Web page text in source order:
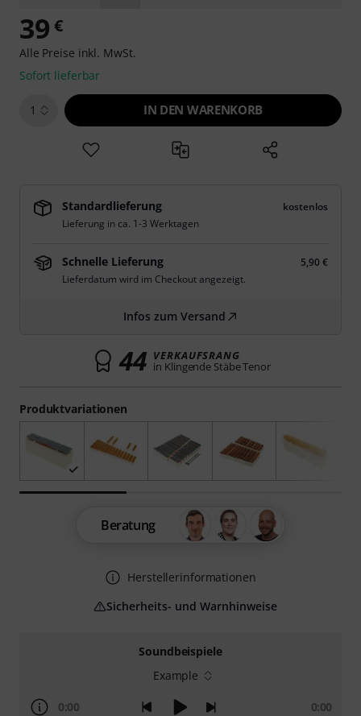
Soundbeispiele
Example
0:00 0:00
Produktvariationen
39 €
Alle Preise inkl. MwSt.
Sofort lieferbar
1 IN DEN WARENKORB
Standardlieferung
kostenlos
Lieferung in ca. 1-3 Werktagen
Schnelle Lieferung
5,90 €
Lieferdatum wird im Checkout angezeigt.
Infos zum Versand
44 VERKAUFSRANG
in Klingende Stäbe Tenor
Beratung
Herstellerinformationen
Sicherheits- und Warnhinweise